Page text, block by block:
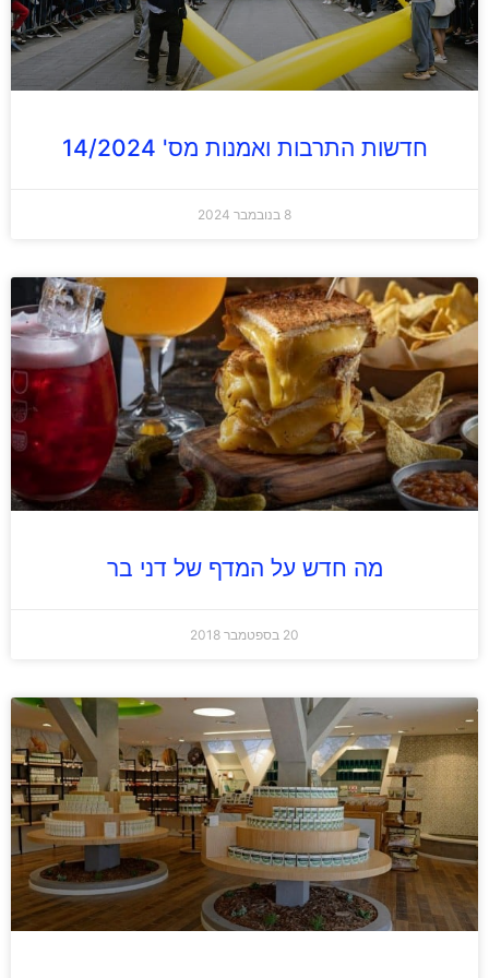
חדשות התרבות ואמנות מס' 14/2024
8 בנובמבר 2024
מה חדש על המדף של דני בר
20 בספטמבר 2018